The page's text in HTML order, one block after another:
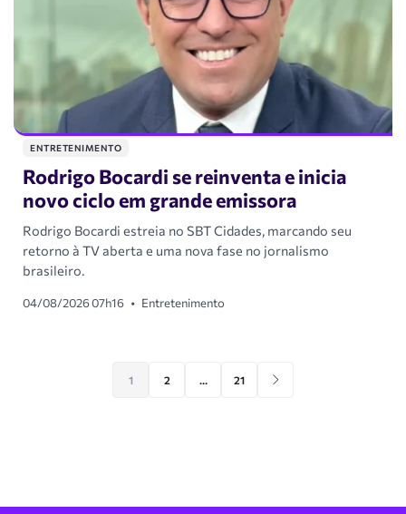
ENTRETENIMENTO
Rodrigo Bocardi se reinventa e inicia
novo ciclo em grande emissora
Rodrigo Bocardi estreia no SBT Cidades, marcando seu
retorno à TV aberta e uma nova fase no jornalismo
brasileiro.
04/08/2026 07h16 • Entretenimento
1 2 … 21